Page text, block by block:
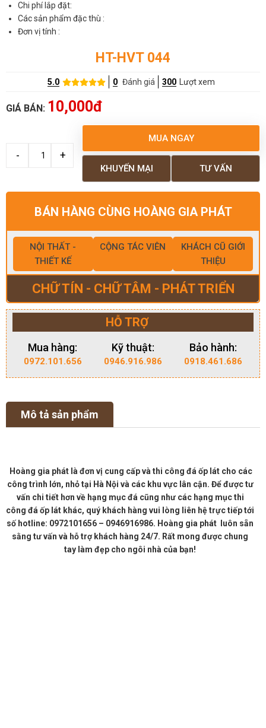
Chi phí lắp đặt:
Các sản phẩm đặc thù :
Đơn vị tính :
HT-HVT 044
5.0 0 Đánh giá 300 Lượt xem
GIÁ BÁN: 10,000đ
MUA NGAY
TƯ VẤN
KHUYẾN MẠI
BÁN HÀNG CÙNG HOÀNG GIA PHÁT
NỘI THẤT -
THIẾT KẾ
CỘNG TÁC VIÊN
KHÁCH CŨ GIỚI
THIỆU
CHỮ TÍN - CHỮ TÂM - PHÁT TRIỂN
HỖ TRỢ
Mua hàng:
0972.101.656
Kỹ thuật:
0946.916.986
Bảo hành:
0918.461.686
Mô tả sản phẩm
Hoàng gia phát là đơn vị cung cấp và thi công đá ốp lát cho các
công trình lớn, nhỏ tại Hà Nội và các khu vực lân cận. Để được tư
vấn chi tiết hơn về hạng mục đá cũng như các hạng mục thi
công đá ốp lát khác, quý khách hàng vui lòng liên hệ trực tiếp tới
số hotline: 0972101656 – 0946916986. Hoàng gia phát luôn sẵn
sằng tư vấn và hỗ trợ khách hàng 24/7. Rất mong được chung
tay làm đẹp cho ngôi nhà của bạn!